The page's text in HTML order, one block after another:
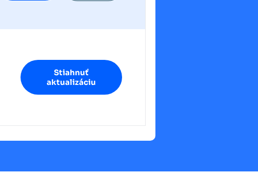
Stiahnuť
aktualizáciu